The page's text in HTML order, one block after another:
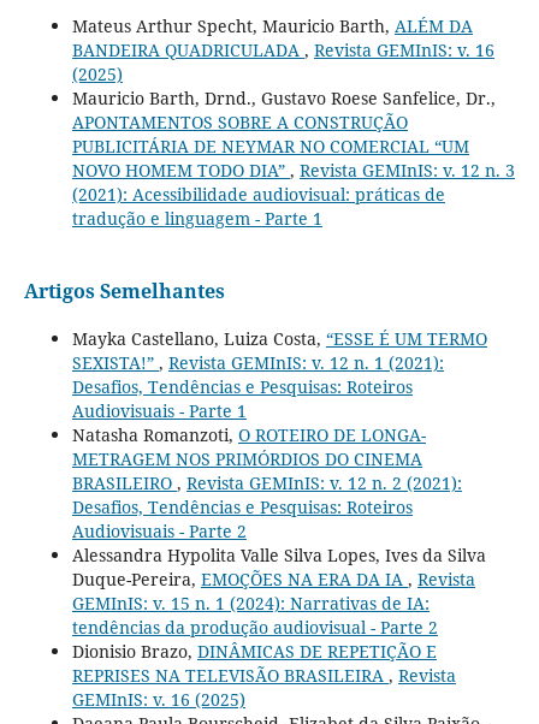
Mateus Arthur Specht, Mauricio Barth, ALÉM DA
BANDEIRA QUADRICULADA , Revista GEMInIS: v. 16
(2025)
Mauricio Barth, Drnd., Gustavo Roese Sanfelice, Dr.,
APONTAMENTOS SOBRE A CONSTRUÇÃO
PUBLICITÁRIA DE NEYMAR NO COMERCIAL “UM
NOVO HOMEM TODO DIA” , Revista GEMInIS: v. 12 n. 3
(2021): Acessibilidade audiovisual: práticas de
tradução e linguagem - Parte 1
Artigos Semelhantes
Mayka Castellano, Luiza Costa, “ESSE É UM TERMO
SEXISTA!” , Revista GEMInIS: v. 12 n. 1 (2021):
Desafios, Tendências e Pesquisas: Roteiros
Audiovisuais - Parte 1
Natasha Romanzoti, O ROTEIRO DE LONGA-
METRAGEM NOS PRIMÓRDIOS DO CINEMA
BRASILEIRO , Revista GEMInIS: v. 12 n. 2 (2021):
Desafios, Tendências e Pesquisas: Roteiros
Audiovisuais - Parte 2
Alessandra Hypolita Valle Silva Lopes, Ives da Silva
Duque-Pereira, EMOÇÕES NA ERA DA IA , Revista
GEMInIS: v. 15 n. 1 (2024): Narrativas de IA:
tendências da produção audiovisual - Parte 2
Dionisio Brazo, DINÂMICAS DE REPETIÇÃO E
REPRISES NA TELEVISÃO BRASILEIRA , Revista
GEMInIS: v. 16 (2025)